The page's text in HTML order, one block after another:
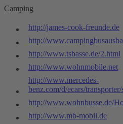
Camping
http://james-cook-freunde.de
http://
http://www.tsbasse.de/2.html
http://www.wohnmobile.net
http://www.mercedes-
benz.com/d/ecars/
http://www.wohnbusse.de/
http://www.mb-mobil.de